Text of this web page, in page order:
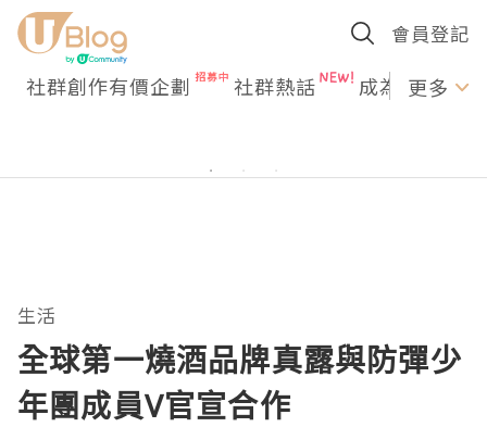
會員登記
社群創作有價企劃 社群熱話 成為U更多
生活
全球第一燒酒品牌真露與防彈少
年團成員V官宣合作